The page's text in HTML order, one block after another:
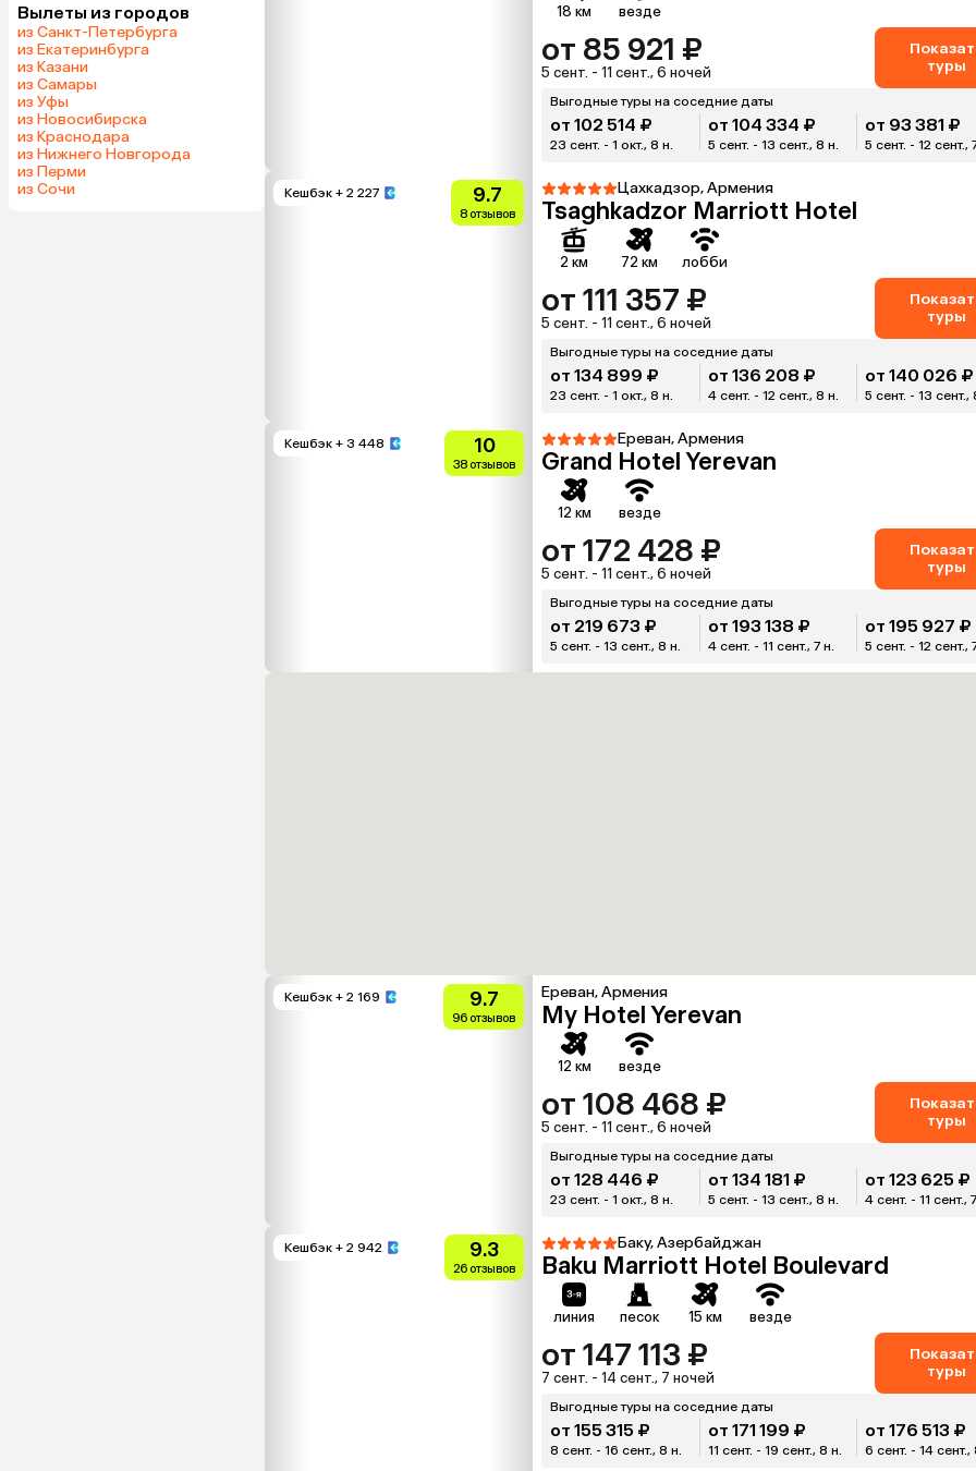
Вылеты из городов
из Санкт-Петербурга
из Екатеринбурга
из Казани
из Самары
из Уфы
из Новосибирска
из Краснодара
из Нижнего Новгорода
из Перми
из Сочи
18 км везде
от 85 921 ₽
5 сент. - 11 сент., 6 ночей
туры
Выгодные туры на соседние даты
от 102 514 ₽
23 сент. - 1 окт., 8 н.
от 104 334 ₽
5 сент. - 13 сент., 8 н.
от 93 381 ₽
5 сент. - 12 сент.,
Кешбэк + 2 227 9.7
8 отзывов
Цахкадзор, Армения
Tsaghkadzor Marriott Hotel
2 км 72 км лобби
от 111 357 ₽
5 сент. - 11 сент., 6 ночей
туры
Выгодные туры на соседние даты
от 134 899 ₽
23 сент. - 1 окт., 8 н.
от 136 208 ₽
4 сент. - 12 сент., 8 н.
от 140 026 ₽
5 сент. - 13 сент.,
Кешбэк + 3 448 10
38 отзывов
Ереван, Армения
Grand Hotel Yerevan
12 км везде
от 172 428 ₽
5 сент. - 11 сент., 6 ночей
туры
Выгодные туры на соседние даты
от 219 673 ₽
5 сент. - 13 сент., 8 н.
от 193 138 ₽
4 сент. - 11 сент., 7 н.
от 195 927 ₽
5 сент. - 12 сент.,
Кешбэк + 2 169 9.7
96 отзывов
Ереван, Армения
My Hotel Yerevan
12 км везде
от 108 468 ₽
5 сент. - 11 сент., 6 ночей
туры
Выгодные туры на соседние даты
от 128 446 ₽
23 сент. - 1 окт., 8 н.
от 134 181 ₽
5 сент. - 13 сент., 8 н.
от 123 625 ₽
4 сент. - 11 сент.,
Кешбэк + 2 942 9.3
26 отзывов
Баку, Азербайджан
Baku Marriott Hotel Boulevard
линия песок 15 км везде
от 147 113 ₽
7 сент. - 14 сент., 7 ночей
туры
Выгодные туры на соседние даты
от 155 315 ₽
8 сент. - 16 сент., 8 н.
от 171 199 ₽
11 сент. - 19 сент., 8 н.
от 176 513 ₽
6 сент. - 14 сент.,